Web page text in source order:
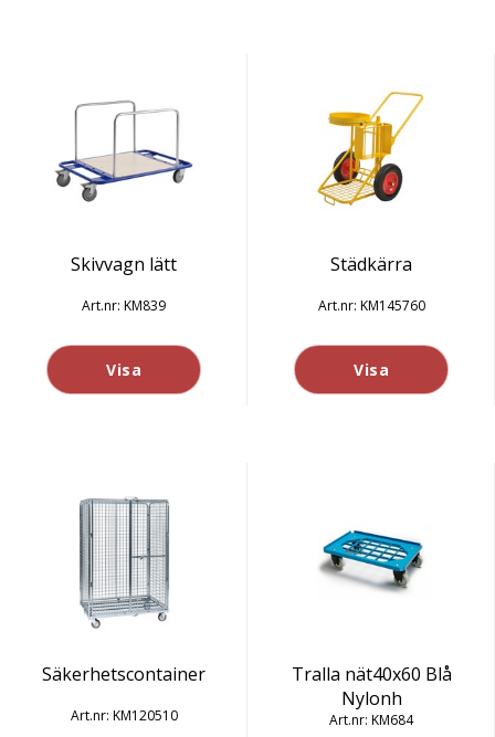
Skivvagn lätt
KM839
Visa
Städkärra
KM145760
Visa
Säkerhetscontainer
KM120510
Tralla nät40x60 Blå
Nylonh
KM684